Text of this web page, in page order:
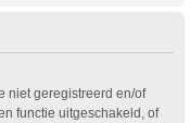
niet geregistreerd en/of
functie uitgeschakeld, of